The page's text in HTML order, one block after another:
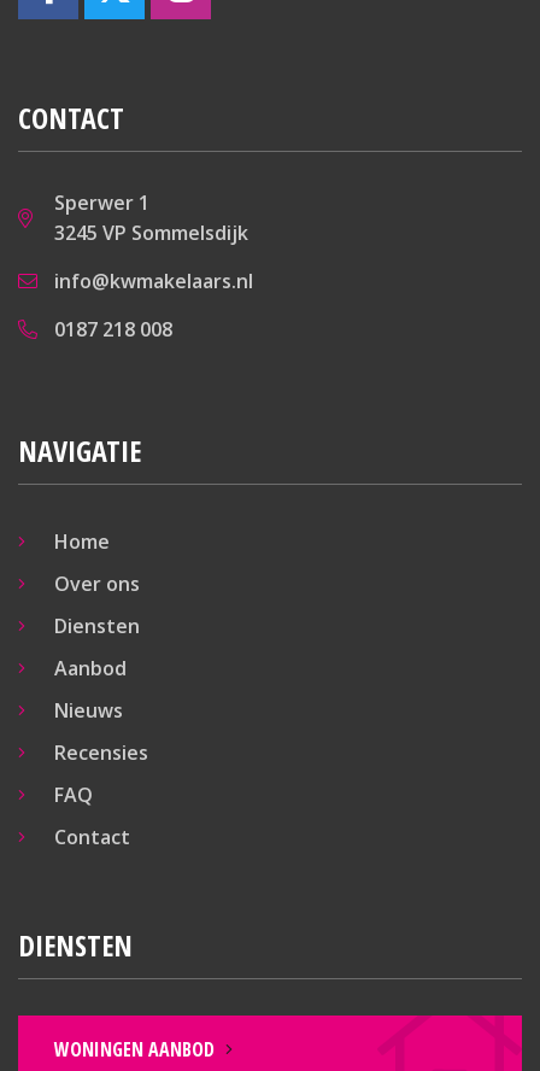
CONTACT
Sperwer 1
3245 VP Sommelsdijk
info@kwmakelaars.nl
0187 218 008
NAVIGATIE
Home
Over ons
Diensten
Aanbod
Nieuws
Recensies
FAQ
Contact
DIENSTEN
WONINGEN AANBOD